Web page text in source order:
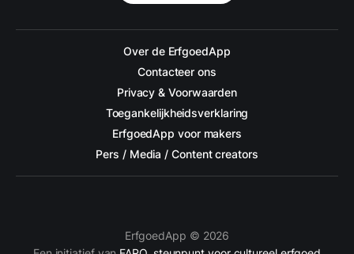
Over de ErfgoedApp
Contacteer ons
Privacy & Voorwaarden
Toegankelijkheidsverklaring
ErfgoedApp voor makers
Pers / Media / Content creators
ErfgoedApp © 2026